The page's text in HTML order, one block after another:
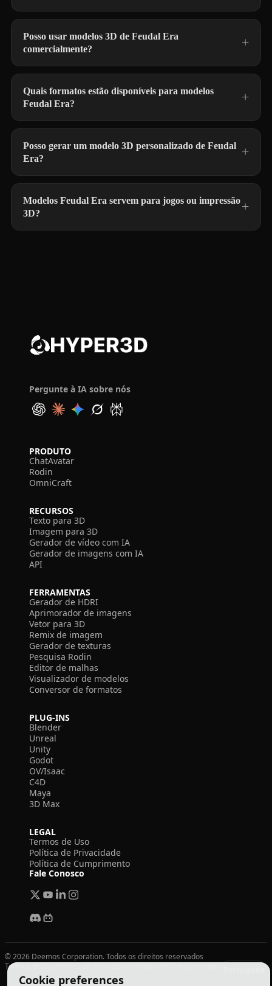
Cookie preferences
Posso usar modelos 3D de Feudal Era
comercialmente?
Quais formatos estão disponíveis para modelos
Feudal Era?
Posso gerar um modelo 3D personalizado de Feudal
Era?
Modelos Feudal Era servem para jogos ou impressão
3D?
Pergunte à IA sobre nós
PRODUTO
ChatAvatar
Rodin
OmniCraft
RECURSOS
Texto para 3D
Imagem para 3D
Gerador de vídeo com IA
Gerador de imagens com IA
API
FERRAMENTAS
Gerador de HDRI
Aprimorador de imagens
Vetor para 3D
Remix de imagem
Gerador de texturas
Pesquisa Rodin
Editor de malhas
Visualizador de modelos
Conversor de formatos
PLUG-INS
Blender
Unreal
Unity
Godot
OV/Isaac
C4D
Maya
3D Max
LEGAL
Termos de Uso
Política de Privacidade
Política de Cumprimento
Fale Conosco
© 2026 Deemos Corporation. Todos os direitos reservados
Termos de Uso